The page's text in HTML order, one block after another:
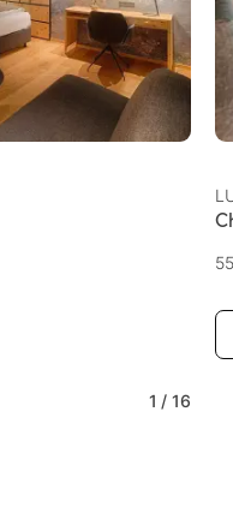
1 / 16